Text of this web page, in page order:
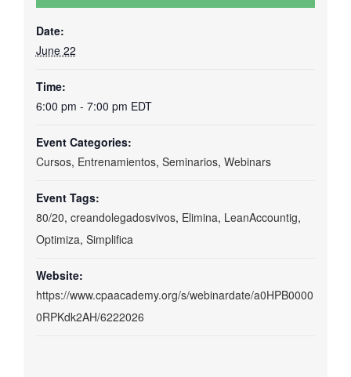
Date:
June 22
Time:
6:00 pm - 7:00 pm EDT
Event Categories:
Cursos, Entrenamientos, Seminarios, Webinars
Event Tags:
80/20, creandolegadosvivos, Elimina, LeanAccountig,
Optimiza, Simplifica
Website:
https://www.cpaacademy.org/s/webinardate/a0HPB0000
0RPKdk2AH/6222026